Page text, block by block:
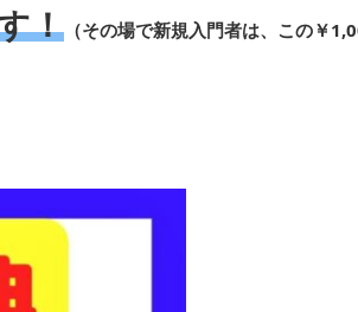
！ （その場で新規入門者は、この￥